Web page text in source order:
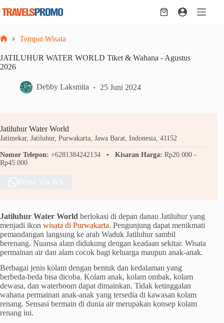
Shopping
Tempat Wisata
JATILUHUR WATER WORLD Tiket & Wahana - Agustus
2026
Debby Laksmita 25 Juni 2024
Jatiluhur Water World
Jatimekar, Jatiluhur, Purwakarta, Jawa Barat, Indonesia, 41152
Nomor Telepon: +6281384242134 Kisaran Harga: Rp20.000 -
Rp45.000
Jatiluhur Water World berlokasi di depan danau Jatiluhur yang
menjadi ikon wisata di Purwakarta. Pengunjung dapat menikmati
pemandangan langsung ke arah Waduk Jatiluhur sambil
berenang. Nuansa alam didukung dengan keadaan sekitar. Wisata
permainan air dan alam cocok bagi keluarga maupun anak-anak.
Berbagai jenis kolam dengan bentuk dan kedalaman yang
berbeda-beda bisa dicoba. Kolam anak, kolam ombak, kolam
dewasa, dan waterboom dapat dimainkan. Tidak ketinggalan
wahana permainan anak-anak yang tersedia di kawasan kolam
renang. Sensasi bermain di dunia air merupakan konsep kolam
renang ini.